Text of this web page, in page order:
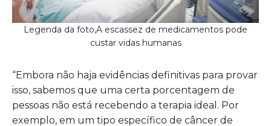
Legenda da foto,A escassez de medicamentos pode
custar vidas humanas
“Embora não haja evidências definitivas para provar
isso, sabemos que uma certa porcentagem de
pessoas não está recebendo a terapia ideal. Por
exemplo, em um tipo específico de câncer de